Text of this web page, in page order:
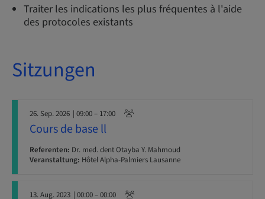
Traiter les indications les plus fréquentes à l'aide
des protocoles existants
Sitzungen
26. Sep. 2026 | 09:00 – 17:00
Cours de base ll
Referenten: Dr. med. dent Otayba Y. Mahmoud
Veranstaltung: Hôtel Alpha-Palmiers Lausanne
13. Aug. 2023 | 00:00 – 00:00